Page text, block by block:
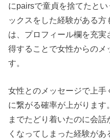
にpairsで童貞を捨てたと
ックスをした経験がある
は、プロフィール欄を充
得することで女性からのメ
す。
女性とのメッセージで上手
に繋がる確率が上がりま
までたどり着いたのに会
くなってしまった経験があ